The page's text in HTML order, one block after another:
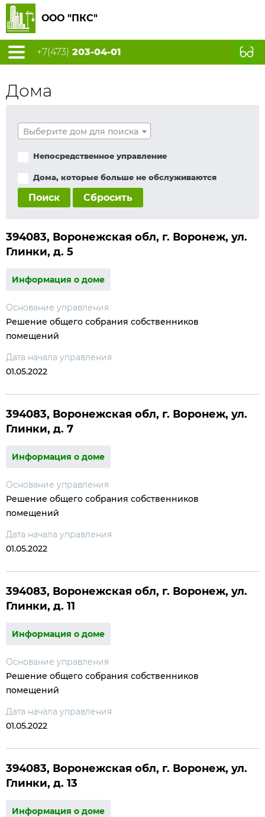
ООО "ПКС"
+7(473) 203-04-01
Дома
Выберите дом для поиска
Непосредственное управление
Дома, которые больше не обслуживаются
Поиск Сбросить
394083, Воронежская обл, г. Воронеж, ул.
Глинки, д. 5
Информация о доме
Основание управления
Решение общего собрания собственников
помещений
Дата начала управления
01.05.2022
394083, Воронежская обл, г. Воронеж, ул.
Глинки, д. 7
Информация о доме
Основание управления
Решение общего собрания собственников
помещений
Дата начала управления
01.05.2022
394083, Воронежская обл, г. Воронеж, ул.
Глинки, д. 11
Информация о доме
Основание управления
Решение общего собрания собственников
помещений
Дата начала управления
01.05.2022
394083, Воронежская обл, г. Воронеж, ул.
Глинки, д. 13
Информация о доме